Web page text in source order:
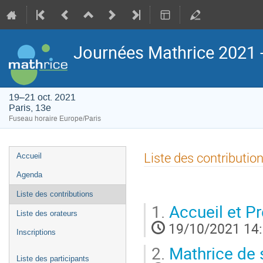
Journées Mathrice 2021
19–21 oct. 2021
Paris, 13e
Fuseau horaire Europe/Paris
Menu
de
l'événement
Accueil
Agenda
Liste des contributions
Liste des orateurs
Inscriptions
Liste des participants
Liste des
1. Accueil et
19/10/2021
2. Mathrice de